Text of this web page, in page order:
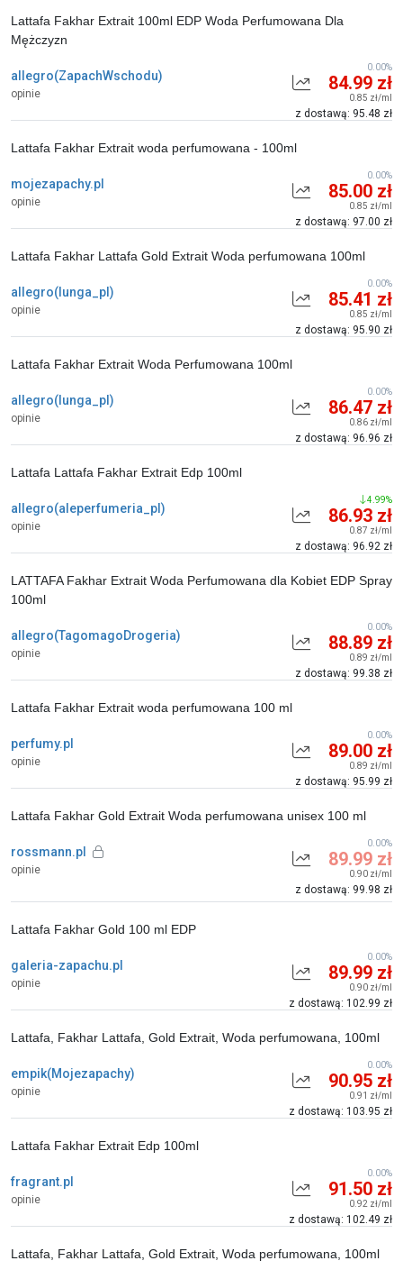
allegro(ZapachWschodu)
opinie
Lattafa Fakhar Extrait 100ml EDP Woda Perfumowana Dla
Mężczyzn
84.99 zł
0.85 zł/ml
z dostawą: 95.48 zł
0.00%
mojezapachy.pl
opinie
Lattafa Fakhar Extrait woda perfumowana - 100ml
85.00 zł
0.85 zł/ml
z dostawą: 97.00 zł
0.00%
allegro(lunga_pl)
opinie
Lattafa Fakhar Lattafa Gold Extrait Woda perfumowana 100ml
85.41 zł
0.85 zł/ml
z dostawą: 95.90 zł
0.00%
allegro(lunga_pl)
opinie
Lattafa Fakhar Extrait Woda Perfumowana 100ml
86.47 zł
0.86 zł/ml
z dostawą: 96.96 zł
0.00%
allegro(aleperfumeria_pl)
opinie
Lattafa Lattafa Fakhar Extrait Edp 100ml
86.93 zł
0.87 zł/ml
z dostawą: 96.92 zł
4.99%
allegro(TagomagoDrogeria)
opinie
LATTAFA Fakhar Extrait Woda Perfumowana dla Kobiet EDP Spray
100ml
88.89 zł
0.89 zł/ml
z dostawą: 99.38 zł
0.00%
perfumy.pl
opinie
Lattafa Fakhar Extrait woda perfumowana 100 ml
89.00 zł
0.89 zł/ml
z dostawą: 95.99 zł
0.00%
rossmann.pl
opinie
Lattafa Fakhar Gold Extrait Woda perfumowana unisex 100 ml
89.99 zł
0.90 zł/ml
z dostawą: 99.98 zł
0.00%
galeria-zapachu.pl
opinie
Lattafa Fakhar Gold 100 ml EDP
89.99 zł
0.90 zł/ml
z dostawą: 102.99 zł
0.00%
empik(Mojezapachy)
opinie
Lattafa, Fakhar Lattafa, Gold Extrait, Woda perfumowana, 100ml
90.95 zł
0.91 zł/ml
z dostawą: 103.95 zł
0.00%
fragrant.pl
opinie
Lattafa Fakhar Extrait Edp 100ml
91.50 zł
0.92 zł/ml
z dostawą: 102.49 zł
0.00%
Lattafa, Fakhar Lattafa, Gold Extrait, Woda perfumowana, 100ml